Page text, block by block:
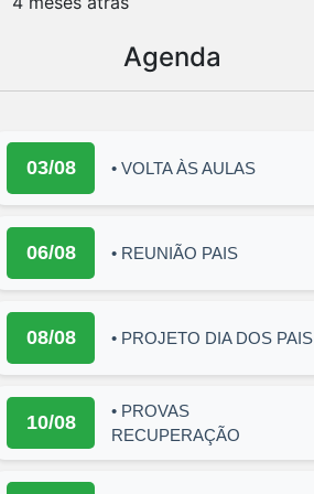
Agenda
03/08 • VOLTA ÀS AULAS
06/08 • REUNIÃO PAIS
08/08 • PROJETO DIA DOS PAIS
10/08
• PROVAS
RECUPERAÇÃO